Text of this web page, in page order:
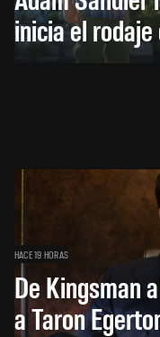
inicia el rodaje
HACE 19 HORAS
De Kingsman
a Taron